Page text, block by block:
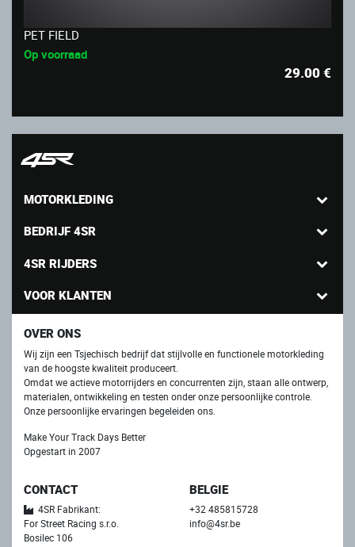
PET FIELD
Op voorraad
29.00€
MOTORKLEDING
BEDRIJF 4SR
4SR RIJDERS
VOOR KLANTEN
OVER ONS
Wij zijn een Tsjechisch bedrijf dat stijlvolle en functionele motorkleding
van de hoogste kwaliteit produceert.
Omdat we actieve motorrijders en concurrenten zijn, staan ​​alle ontwerp,
materialen, ontwikkeling en testen onder onze persoonlijke controle.
Onze persoonlijke ervaringen begeleiden ons.
Make Your Track Days Better
Opgestart in 2007
CONTACT
4SR Fabrikant:
For Street Racing s.r.o.
Bosilec 106
BELGIE
+32 485815728
info@4sr.be